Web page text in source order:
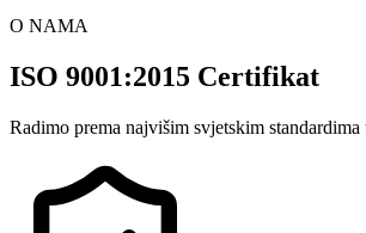
O NAMA
ISO 9001:2015 Certifikat
Radimo prema najvišim svjetskim